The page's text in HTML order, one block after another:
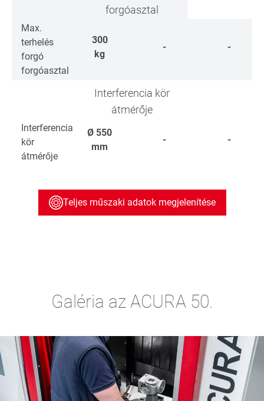
forgóasztal
Max.
terhelés
forgó
forgóasztal
300
kg
- -
Interferencia kör
átmérője
Interferencia
kör
átmérője
Ø 550
mm
- -
Teljes műszaki adatok megjelenítése
Galéria az ACURA 50.